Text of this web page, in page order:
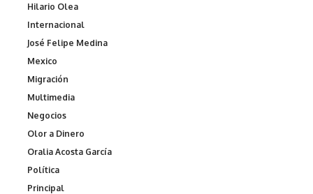
Hilario Olea
Internacional
José Felipe Medina
Mexico
Migración
Multimedia
Negocios
Olor a Dinero
Oralia Acosta García
Política
Principal